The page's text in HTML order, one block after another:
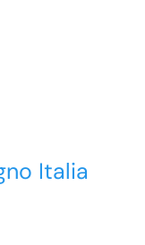
Italia